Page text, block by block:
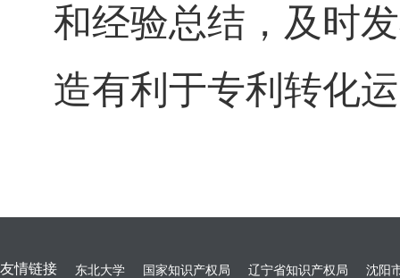
和经验总结，及时
造有利于专利转化
友情链接 东北大学 国家知识产权局 辽宁省知识产权局 沈阳